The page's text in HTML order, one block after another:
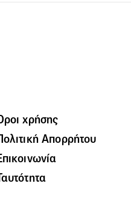
χρήσης
Απορρήτου